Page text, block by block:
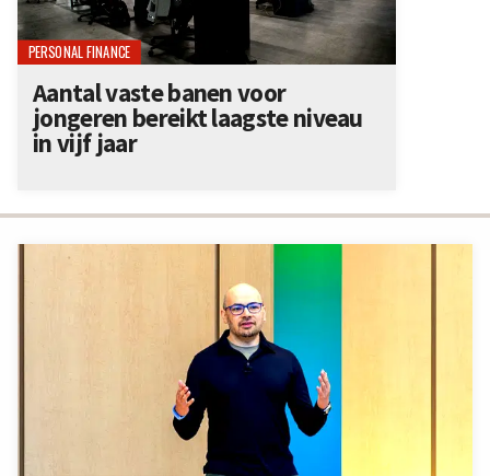
PERSONAL FINANCE
Aantal vaste banen voor
jongeren bereikt laagste niveau
in vijf jaar